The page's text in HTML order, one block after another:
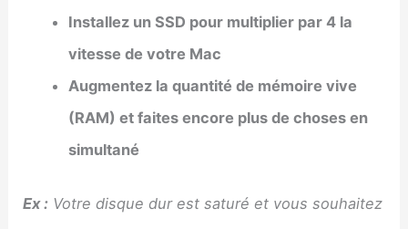
Installez un SSD pour multiplier par 4 la
vitesse de votre Mac
Augmentez la quantité de mémoire vive
(RAM) et faites encore plus de choses en
simultané
Ex : Votre disque dur est saturé et vous souhaitez